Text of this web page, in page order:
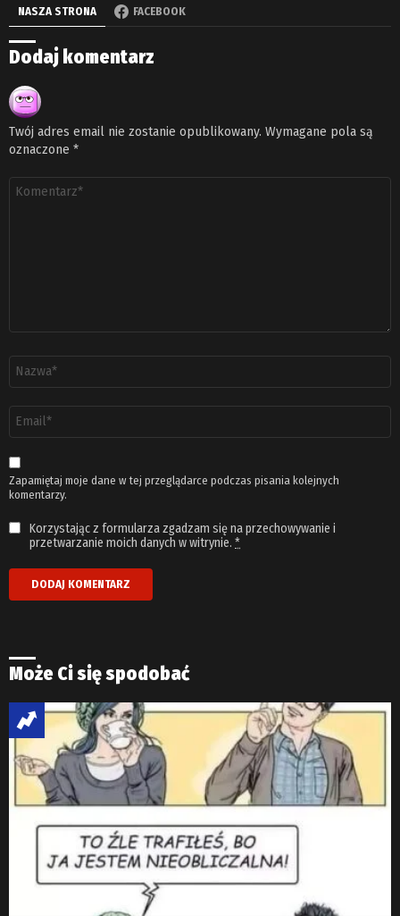
NASZA STRONA FACEBOOK
Dodaj komentarz
Twój adres email nie zostanie opublikowany. Wymagane pola są
oznaczone *
email
*
Zapamiętaj moje dane w tej przeglądarce podczas pisania kolejnych
komentarzy.
Korzystając z formularza zgadzam się na przechowywanie i
przetwarzanie moich danych w witrynie. *
Może Ci się spodobać